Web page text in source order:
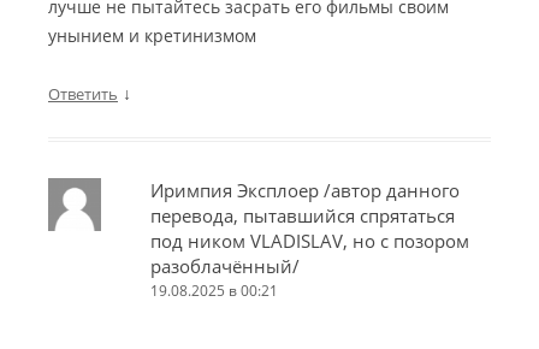
лучше не пытайтесь засрать его фильмы своим
унынием и кретинизмом
Ответить ↓
Иримпия Эксплоер /автор данного
перевода, пытавшийся спрятаться
под ником VLADISLAV, но с позором
разоблачённый/
19.08.2025 в 00:21